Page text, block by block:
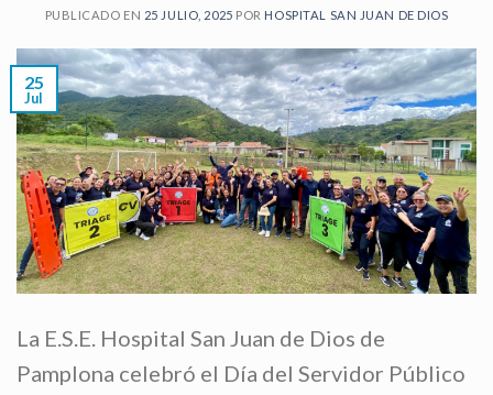
PUBLICADO EN 25 JULIO, 2025 POR HOSPITAL SAN JUAN DE DIOS
25
Jul
La E.S.E. Hospital San Juan de Dios de
Pamplona celebró el Día del Servidor Público